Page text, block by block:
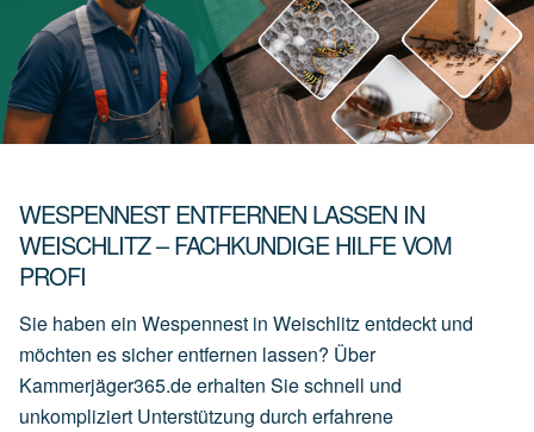
WESPENNEST ENTFERNEN LASSEN IN
WEISCHLITZ – FACHKUNDIGE HILFE VOM
PROFI
Sie haben ein Wespennest in Weischlitz entdeckt und
möchten es sicher entfernen lassen? Über
Kammerjäger365.de erhalten Sie schnell und
unkompliziert Unterstützung durch erfahrene